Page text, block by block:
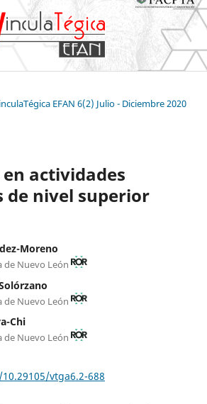
EFAN 6(2) Julio - Diciembre 2020
en actividades
de nivel superior
Moreno
Nuevo León
Nuevo León
Chi
Nuevo León
vtga6.2-688